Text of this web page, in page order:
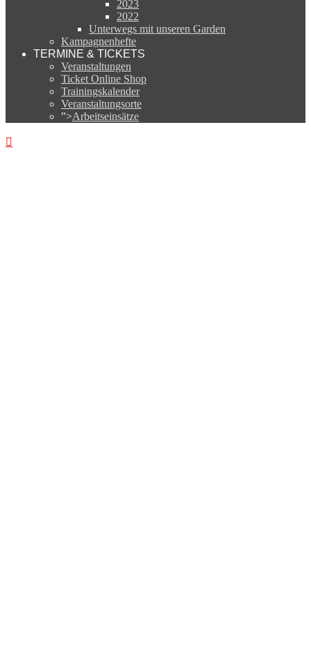
2023
2022
Unterwegs mit unseren Garden
Kampagnenhefte
TERMINE & TICKETS
Veranstaltungen
Ticket Online Shop
Trainingskalender
Veranstaltungsorte
">Arbeitseinsätze